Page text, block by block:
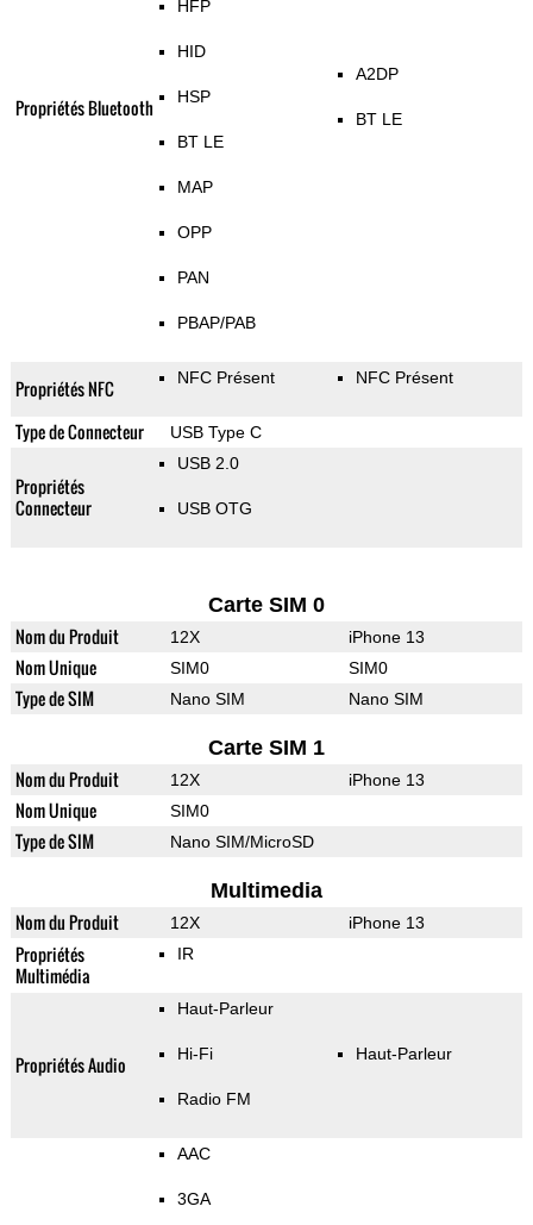
Propriétés Bluetooth
HFP
HID
HSP
BT LE
MAP
OPP
PAN
PBAP/PAB
A2DP
BT LE
Propriétés NFC NFC Présent NFC Présent
Type de Connecteur USB Type C
Propriétés
Connecteur
USB 2.0
USB OTG
Carte SIM 0
Nom du Produit 12X iPhone 13
Nom Unique SIM0 SIM0
Type de SIM Nano SIM Nano SIM
Carte SIM 1
Nom du Produit 12X iPhone 13
Nom Unique SIM0
Type de SIM Nano SIM/MicroSD
Multimedia
Nom du Produit 12X iPhone 13
Propriétés
Multimédia
IR
Propriétés Audio
Haut-Parleur
Hi-Fi
Radio FM
Haut-Parleur
AAC
3GA